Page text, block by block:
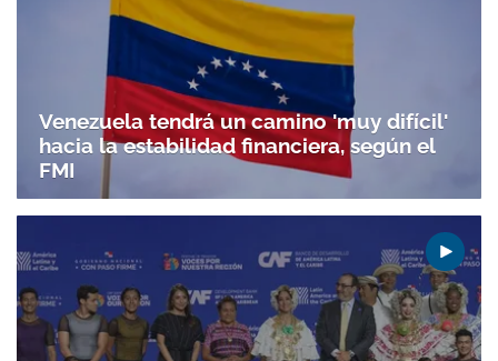
Venezuela tendrá un camino 'muy difícil'
hacia la estabilidad financiera, según el
FMI